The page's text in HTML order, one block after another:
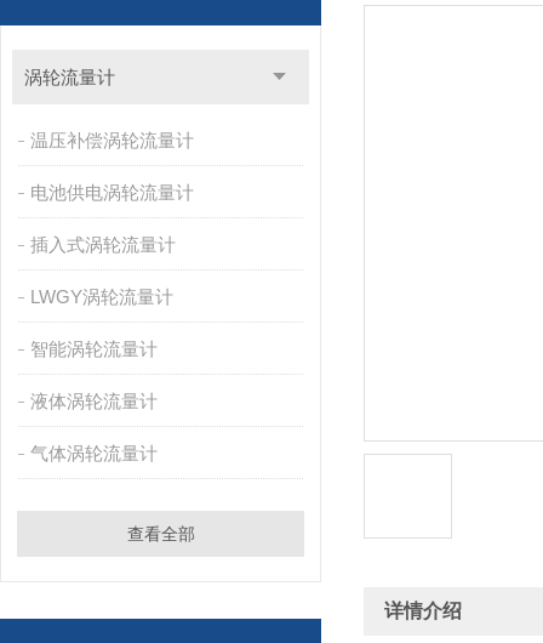
涡轮流量计
温压补偿涡轮流量计
电池供电涡轮流量计
插入式涡轮流量计
LWGY涡轮流量计
智能涡轮流量计
液体涡轮流量计
气体涡轮流量计
查看全部
详情介绍